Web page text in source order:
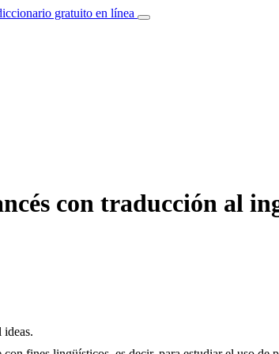
gratuito en línea
con traducción al